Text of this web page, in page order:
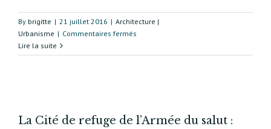
By brigitte | 21 juillet 2016 | Architecture |
Urbanisme | Commentaires fermés
de
patimoine
Lire la suite
La Cité de refuge de l’Armée du salut :